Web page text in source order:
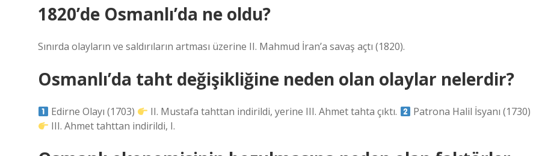
1820’de Osmanlı’da ne oldu?
Sınırda olayların ve saldırıların artması üzerine II. Mahmud İran’a savaş açtı (1820).
Osmanlı’da taht değişikliğine neden olan olaylar nelerdir?
Edirne Olayı (1703) II. Mustafa tahttan indirildi, yerine III. Ahmet tahta çıktı.
Patrona Halil İsyanı (1730)
III. Ahmet tahttan indirildi, I.